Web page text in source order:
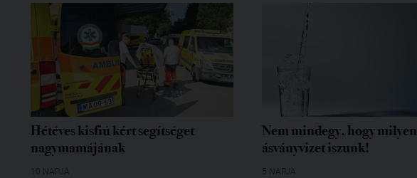
Hétéves kisfiú kért segítséget
nagymamájának
10 NAPJA
Nem mindegy, hogy milyen
ásványvizet iszunk!
5 NAPJA